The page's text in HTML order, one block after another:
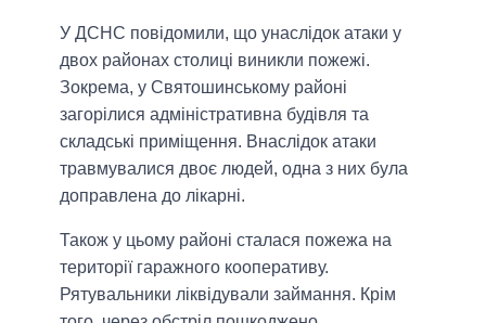
У ДСНС повідомили, що унаслідок атаки у
двох районах столиці виникли пожежі.
Зокрема, у Святошинському районі
загорілися адміністративна будівля та
складські приміщення. Внаслідок атаки
травмувалися двоє людей, одна з них була
доправлена до лікарні.
Також у цьому районі сталася пожежа на
території гаражного кооперативу.
Рятувальники ліквідували займання. Крім